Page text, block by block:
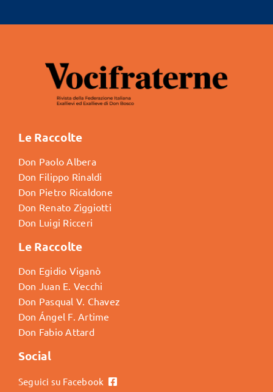
Le Raccolte
Don Paolo Albera
Don Filippo Rinaldi
Don Pietro Ricaldone
Don Renato Ziggiotti
Don Luigi Ricceri
Le Raccolte
Don Egidio Viganò
Don Juan E. Vecchi
Don Pasqual V. Chavez
Don Ángel F. Artime
Don Fabio Attard
Social
Seguici su Facebook